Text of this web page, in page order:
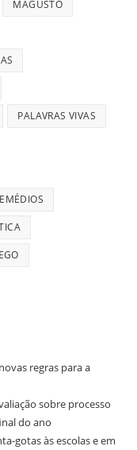
MAGUSTO
PALAVRAS VIVAS
regras para a
sobre processo
do ano
gotas às escolas e em